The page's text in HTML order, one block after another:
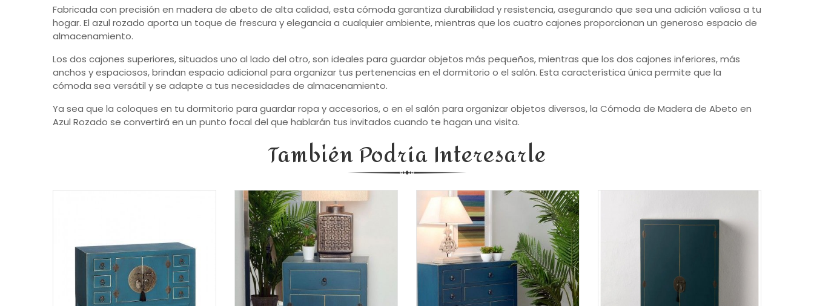
Fabricada con precisión en madera de abeto de alta calidad, esta cómoda garantiza durabilidad y resistencia, asegurando que sea una adición valiosa a tu
hogar. El azul rozado aporta un toque de frescura y elegancia a cualquier ambiente, mientras que los cuatro cajones proporcionan un generoso espacio de
almacenamiento.
Los dos cajones superiores, situados uno al lado del otro, son ideales para guardar objetos más pequeños, mientras que los dos cajones inferiores, más
anchos y espaciosos, brindan espacio adicional para organizar tus pertenencias en el dormitorio o el salón. Esta característica única permite que la
cómoda sea versátil y se adapte a tus necesidades de almacenamiento.
Ya sea que la coloques en tu dormitorio para guardar ropa y accesorios, o en el salón para organizar objetos diversos, la Cómoda de Madera de Abeto en
Azul Rozado se convertirá en un punto focal del que hablarán tus invitados cuando te hagan una visita.
También Podría Interesarle